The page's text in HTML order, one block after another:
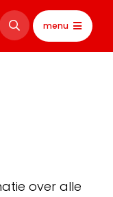
menu
over alle